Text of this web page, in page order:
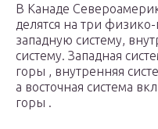
В Канаде
делятся на три
западную систему,
систему. Западная
горы , внутренняя
а восточная система
горы .